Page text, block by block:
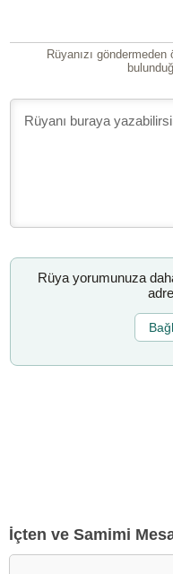
Rüyanızı
Rüya yorumunuza
İçten ve Samimi